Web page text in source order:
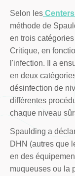
Selon lesCenters
méthode de
en trois
Critique, en
l'infection. Il a
en deux
désinfection de
différentes
chaque niveau
Spaulding a
DHN (autres que
en des
muqueuses ou la